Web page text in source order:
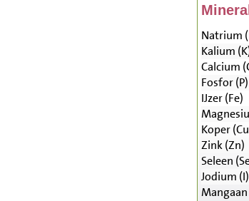
Natrium
Kalium
Calcium
Fosfor (P)
IJzer (Fe)
Koper
Zink (Zn)
Seleen
Jodium (I)
Zitten, tv